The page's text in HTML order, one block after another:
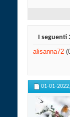
I seguenti
alisanna72
01-01-2022,